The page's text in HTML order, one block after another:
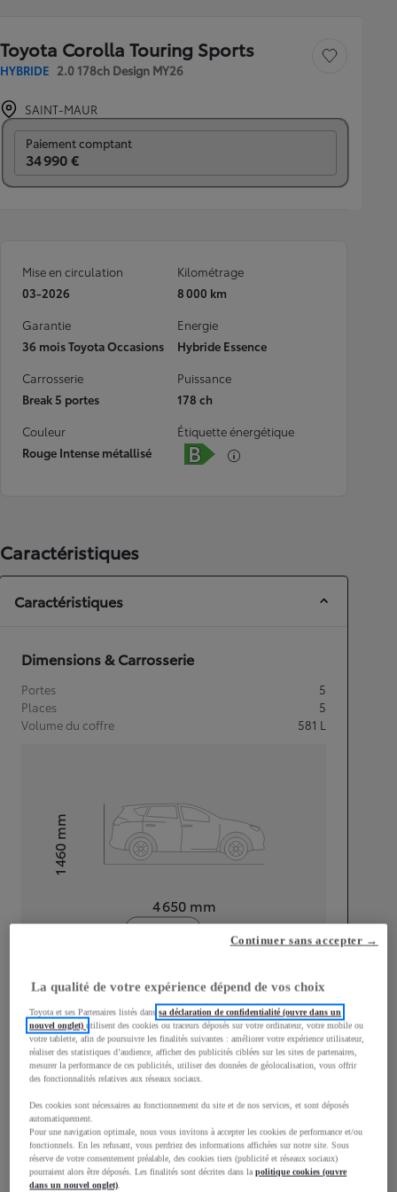
Toyota Corolla Touring Sports
HYBRIDE 2.0 178ch Design MY26
Sauvegarder le
SAINT-MAUR
Paiement comptant
34 990 €
Mise en circulation
03-2026
Kilométrage
8 000 km
Garantie
36 mois Toyota Occasions
Energie
Hybride Essence
Carrosserie
Break 5 portes
Puissance
178 ch
Couleur
Rouge Intense métallisé
Étiquette énergétique
Caractéristiques
Caractéristiques
Dimensions & Carrosserie
Portes
5
Places
5
Volume du coffre
581 L
4 650 mm
Hauteur1 460
mm
Largeur
1 790mm
Consommation mixte
Consommation mixte 4,7L/100 km
Émissions CO2
107g/km
La qualité de votre expérience dépend de vos choix
Toyota et ses Partenaires listés danssa déclaration de confidentialité (ouvre dans un
nouvel onglet)utilisent des cookies ou traceurs déposés sur votre ordinateur, votre mobile ou
votre tablette, afin de poursuivre les finalités suivantes : améliorer votre expérience utilisateur,
réaliser des statistiques d’audience, afficher des publicités ciblées sur les sites de partenaires,
mesurer la performance de ces publicités, utiliser des données de géolocalisation, vous offrir
des fonctionnalités relatives aux réseaux sociaux.
Des cookies sont nécessaires au fonctionnement du site et de nos services, et sont déposés
automatiquement.
Pour une navigation optimale, nous vous invitons à accepter les cookies de performance et/ou
fonctionnels. En les refusant, vous perdriez des informations affichées sur notre site. Sous
réserve de votre consentement préalable, des cookies tiers (publicité et réseaux sociaux)
pourraient alors être déposés. Les finalités sont décrites dans lapolitique cookies (ouvre
dans un nouvel onglet).
Continuer sans accepter →